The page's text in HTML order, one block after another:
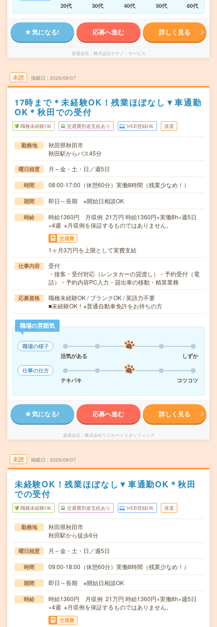
20代
30代 40代 50代 60代
気になる! 応募へ進む 詳しく見る
派遣会社 株式会社テクノ・サービス
未読 掲載日 2026/08/07
17時まで＊未経験OK！残業ほぼなし▼車通勤
OK＊秋田での受付
職種未経験OK 交通費別途支給あり WEB登録OK 派遣
勤務地
秋田県秋田市
秋田駅からバス45分
曜日頻度 月～金・土・日／週5日
時間 08:00-17:00（休憩60分）実働8時間（残業少なめ！）
期間 即日～長期 ※開始日相談OK
時給
時給1360円 月収例 21万円 時給1360円×実働8h×週5日
×4週 ※月収例を保証するものではありません。
交通費
1ヶ月3万円を上限として実費支給
仕事内容
受付
・接客・受付対応（レンタカーの貸渡し）・予約受付（電
話）・予約内容PC入力・貸出車の移動・精算業務
応募資格
職種未経験OK / ブランクOK / 英語力不要
■未経験OK！※普通自動車免許をお持ちの方
職場の雰囲気
職場の様子
活気がある
しずか
仕事の仕方
テキパキ
コツコツ
気になる! 応募へ進む 詳しく見る
派遣会社 株式会社リクルートスタッフィング
未読 掲載日 2026/08/07
未経験OK！残業ほぼなし▼車通勤OK＊秋田
での受付
職種未経験OK 交通費別途支給あり WEB登録OK 派遣
勤務地
秋田県秋田市
秋田駅から徒歩6分
曜日頻度 月～金・土・日／週5日
時間 09:00-18:00（休憩60分）実働8時間（残業少なめ！）
期間 即日～長期 ※開始日相談OK
時給
時給1360円 月収例 21万円 時給1360円×実働8h×週5日
×4週 ※月収例を保証するものではありません。
交通費